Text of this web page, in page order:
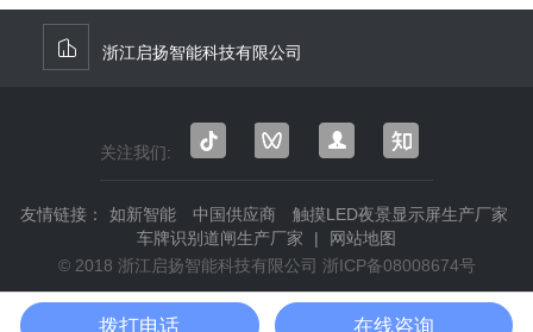
浙江启扬智能科技有限公司
关注我们:
号
号
友情链接： 如新智能 中国供应商
触摸LED夜景显示屏生产厂家
车牌识别道闸生产厂家
|
网站地图
© 2018 浙江启扬智能科技有限公司 浙ICP备08008674号
拨打电话 在线咨询